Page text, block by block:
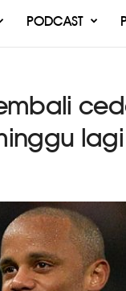
PODCAST
lagi